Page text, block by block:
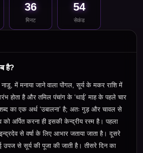
36
मिनट
54
सेकंड
है?
में मनाया जाने वाला पोंगल ,सूर्य के मकर राशि में
होता है और तमिल पंचांग के ‘थाई’ माह के पहले चार
का एक अर्थ ‘उबालना’ है; अतः गुड़ और चावल से
अर्पित करना ही इसकी केन्द्रीय रस्म है। पहला
से वर्षा के लिए आभार जताया जाता है। दूसरे
उपज से सूर्य की पूजा की जाती है। तीसरे दिन का